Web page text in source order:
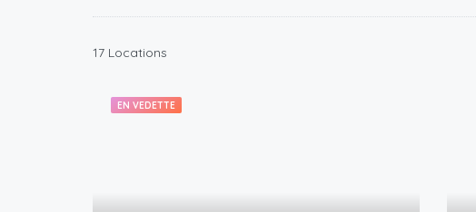
17 Locations
EN VEDETTE